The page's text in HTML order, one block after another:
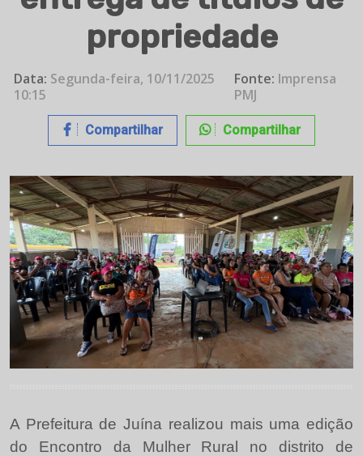
propriedade
Data: Segunda-feira, 10/11/2025
10:15
Fonte: Imprensa
PMJ
Compartilhar Compartilhar
A Prefeitura de Juína realizou mais uma edição
do Encontro da Mulher Rural no distrito de